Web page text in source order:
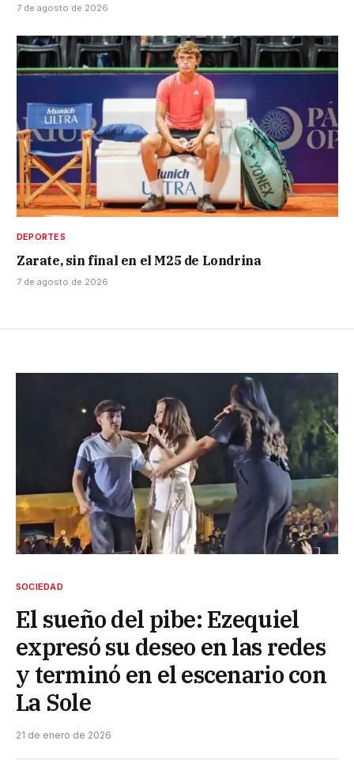
7 de agosto de 2026
DEPORTES
Zarate, sin final en el M25 de Londrina
7 de agosto de 2026
SOCIEDAD
El sueño del pibe: Ezequiel
expresó su deseo en las redes
y terminó en el escenario con
La Sole
21 de enero de 2026